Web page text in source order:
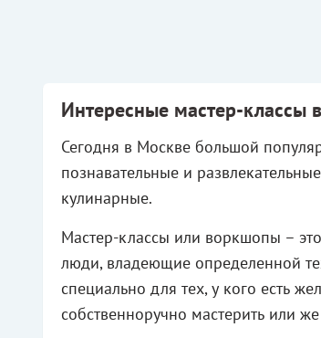
Интересные мастер-классы
Сегодня в Москве большой
познавательные и
кулинарные.
Мастер-классы или воркшопы –
люди, владеющие определенной
специально для тех, у кого есть
собственноручно мастерить или